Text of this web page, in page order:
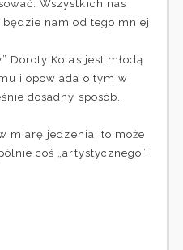
Wszystkich nas
nam od tego mniej
Doroty Kotas jest młodą
i opowiada o tym w
dosadny sposób.
miarę jedzenia, to może
coś „artystycznego”.